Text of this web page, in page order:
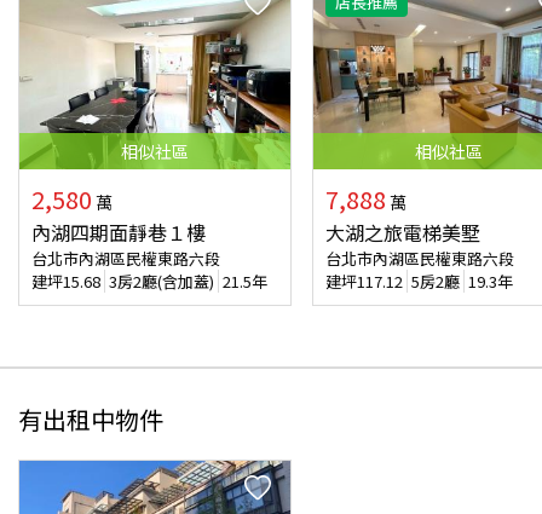
相似社區
2,580 萬
內湖四期面靜巷１樓
台北市內湖區民權東路六段
建坪15.68 3房2廳(含加蓋) 21.5年
相似社區
7,888 萬
大湖之旅電梯美墅
台北市內湖區民權東路六段
建坪117.12 5房2廳 19.3年
有出租中物件